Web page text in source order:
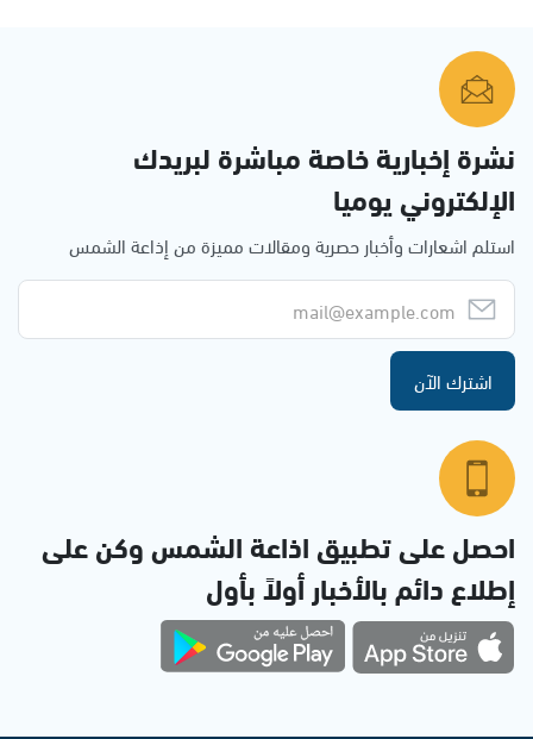
نشرة إخبارية خاصة مباشرة لبريدك
الإلكتروني يوميا
استلم اشعارات وأخبار حصرية ومقالات مميزة من إذاعة الشمس
اشترك الآن
احصل على تطبيق اذاعة الشمس وكن على
إطلاع دائم بالأخبار أولاً بأول